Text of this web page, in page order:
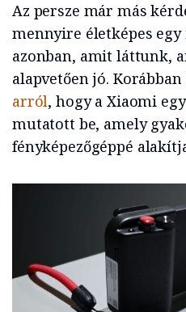
Az persze már más
mennyire életképes
azonban, amit láttunk,
alapvetően jó.
arról, hogy a Xiaomi
mutatott be, amely
fényképezőgéppé